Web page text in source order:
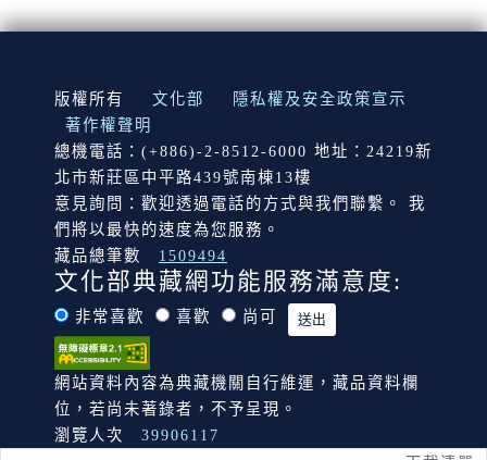
:::
版權所有 文化部
隱私權及安全政策宣示
著作權聲明
總機電話：(+886)-2-8512-6000 地址：24219新
北市新莊區中平路439號南棟13樓
意見詢問：歡迎透過電話的方式與我們聯繫。 我
們將以最快的速度為您服務。
藏品總筆數
1509494
文化部典藏網功能服務滿意度:
非常喜歡 喜歡 尚可
網站資料內容為典藏機關自行維運，藏品資料欄
位，若尚未著錄者，不予呈現。
瀏覽人次
39906117